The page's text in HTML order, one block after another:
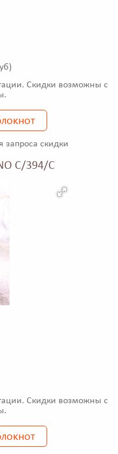
Скидки возможны с
запроса скидки
C/394/C
Скидки возможны с